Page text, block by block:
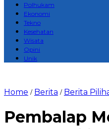
Polhukam
Ekonomi
Tekno
Kesehatan
Wisata
Opini
Unik
Home / Berita / Berita
Pembalap